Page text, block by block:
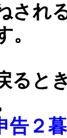
され
ると
２